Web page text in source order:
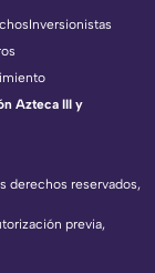
derechos reservados,
previa,
Inversionistas
Azteca III y